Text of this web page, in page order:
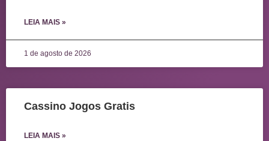
LEIA MAIS »
1 de agosto de 2026
Cassino Jogos Gratis
LEIA MAIS »